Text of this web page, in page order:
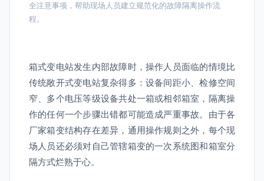
全注意事项，帮助现场人员建立规范化的故障隔离操作流
程。
箱式变电站发生内部故障时，操作人员面临的情境比
传统敞开式变电站复杂得多：设备间距小、检修空间
窄、多个电压等级设备共处一箱或相邻箱室，隔离操
作的任何一个步骤出错都可能造成严重事故。由于各
厂家箱变结构存在差异，通用操作规则之外，每个现
场人员还必须对自己管辖箱变的一次系统图和箱室分
隔方式烂熟于心。